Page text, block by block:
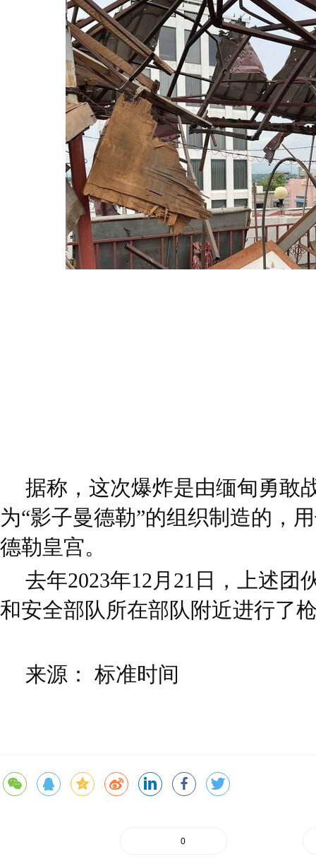
据称，这次爆炸是由缅甸勇敢
为“影子曼德勒”的组织制造的，
德勒皇宫。
去年2023年12月21日，上述团
和安全部队所在部队附近进行了
来源： 标准时间
0